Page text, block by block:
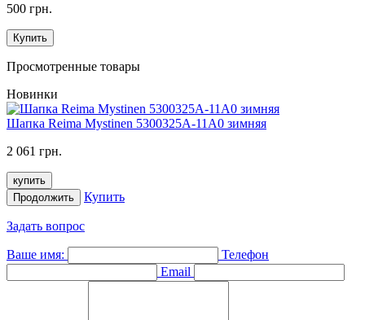
500 грн.
Купить
Просмотренные товары
Новинки
Шапка Reima Mystinen 5300325A-11A0 зимняя
2 061 грн.
купить
Продолжить
Купить
Задать вопрос
Ваше имя:
Телефон
Email